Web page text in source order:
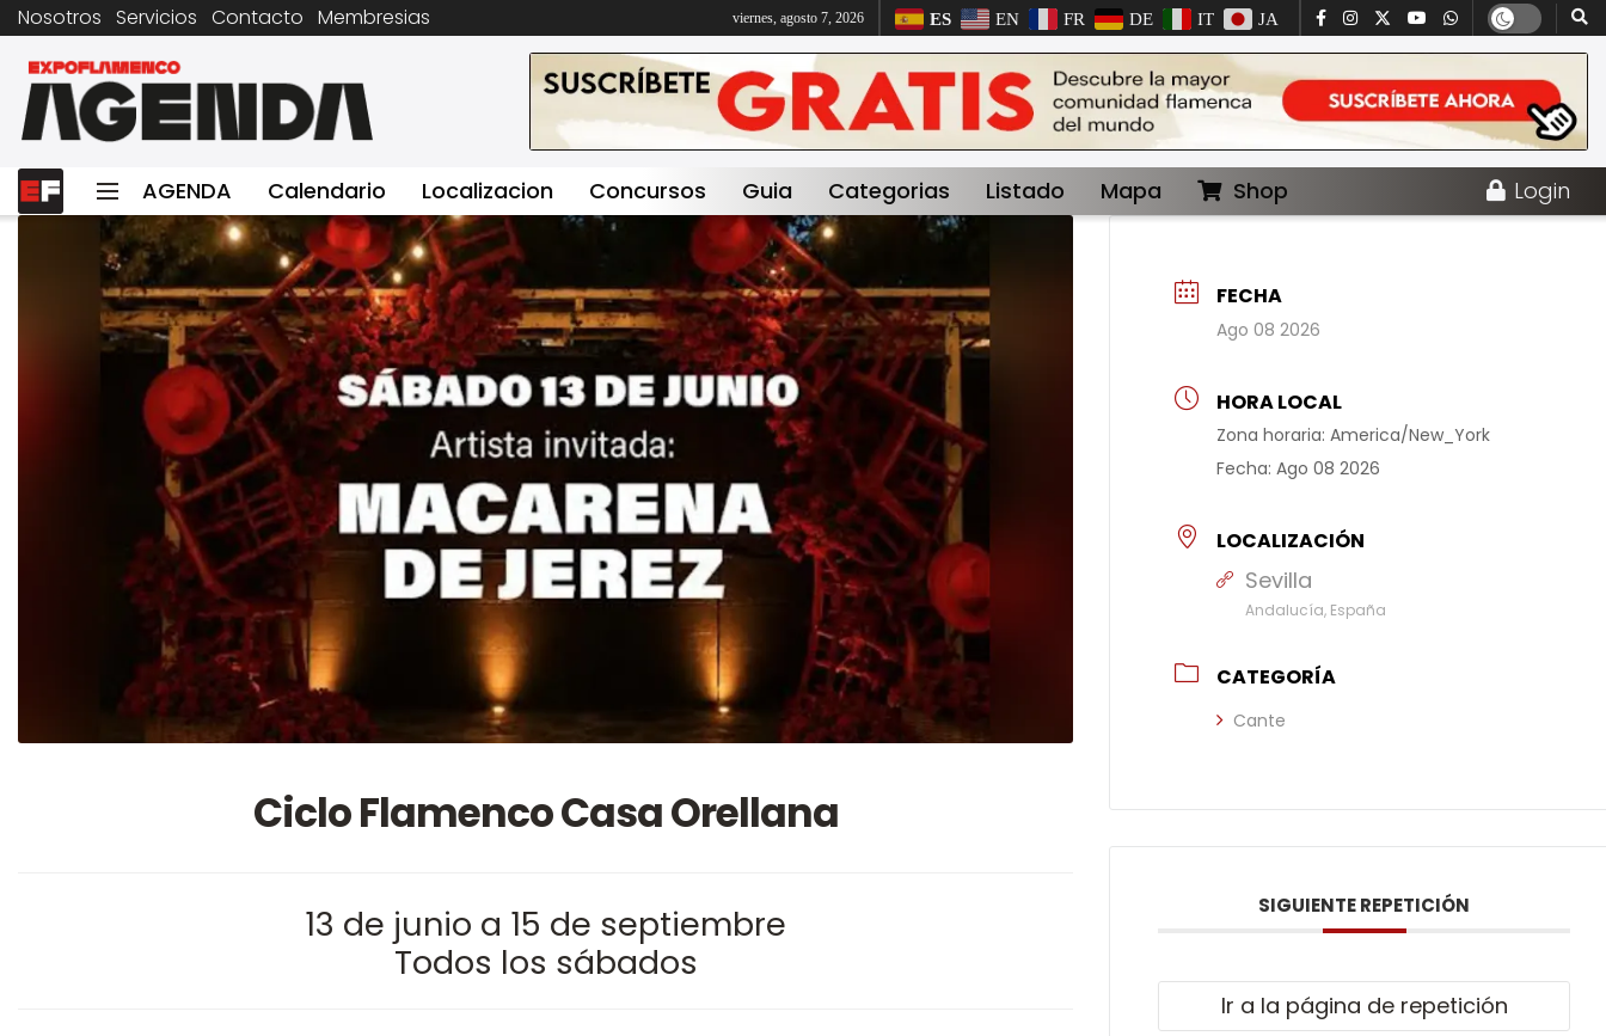
Nosotros Servicios Contacto Membresias viernes, agosto 7, 2026 ES EN FR DE IT JA
AGENDA Calendario Localizacion Concursos Guia Categorias Listado Mapa Shop Login
Ciclo Flamenco Casa Orellana
13 de junio a 15 de septiembre
Todos los sábados
FECHA
Ago 08 2026
HORA LOCAL
Zona horaria:America/New_York
Fecha:Ago 08 2026
LOCALIZACIÓN
Sevilla
Andalucía, España
CATEGORÍA
Cante
SIGUIENTE REPETICIÓN
Ir a la página de repetición